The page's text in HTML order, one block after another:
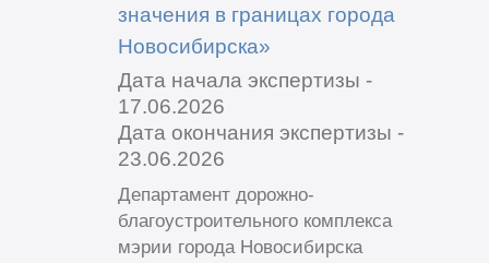
значения в границах города
Новосибирска»
Дата начала экспертизы -
17.06.2026
Дата окончания экспертизы -
23.06.2026
Департамент дорожно-
благоустроительного комплекса
мэрии города Новосибирска